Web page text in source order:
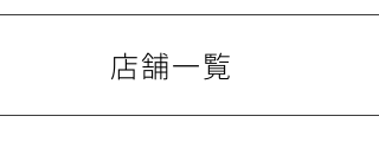
店舗一覧